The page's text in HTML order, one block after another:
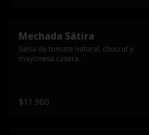
Mechada Sátira
Salsa de tomate natural, chucrut y
mayonesa casera.
$11.900